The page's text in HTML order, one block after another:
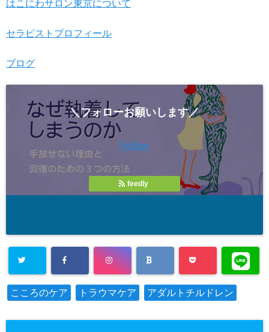
はこにわサロン東京について
セラピストプロフィール
ブログ
＼フォローお願いします／
Follow
feedly
こころのケア トラウマケア アダルトチルドレン